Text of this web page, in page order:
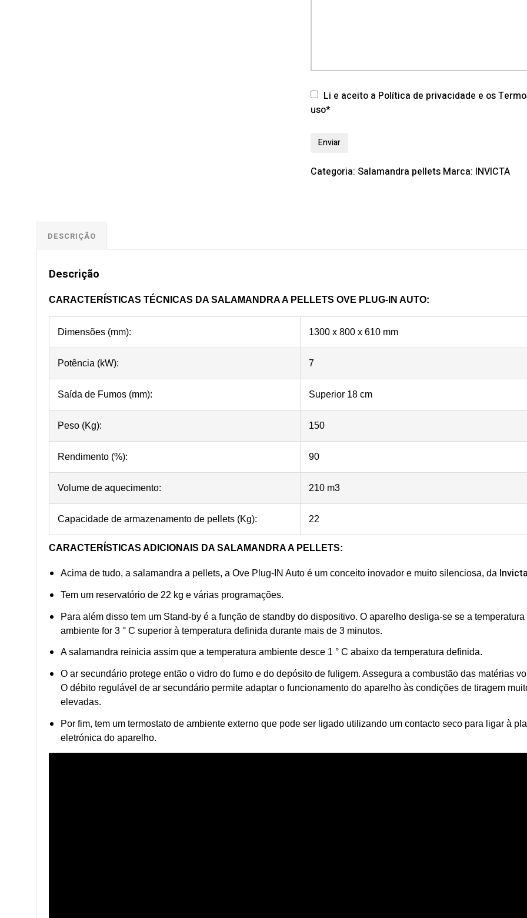
Li e aceito a Política de privacidade e os
uso*
Categoria: Salamandra pellets Marca: INVICTA
DESCRIÇÃO
Descrição
CARACTERÍSTICAS TÉCNICAS DA SALAMANDRA A PELLETS OVE PLUG-IN AUTO:
Dimensões (mm): 1300 x 800 x 610 mm
Potência (kW): 7
Saída de Fumos (mm): Superior 18 cm
Peso (Kg): 150
Rendimento (%): 90
Volume de aquecimento: 210 m3
Capacidade de armazenamento de pellets (Kg): 22
CARACTERÍSTICAS ADICIONAIS DA SALAMANDRA A PELLETS:
Acima de tudo, a salamandra a pellets, a Ove Plug-IN Auto é um conceito inovador e muito silenciosa, da Invicta
Tem um reservatório de 22 kg e várias programações.
Para além disso tem um Stand-by é a função de standby do dispositivo. O aparelho desliga-se se a temperatura
ambiente for 3 ° C superior à temperatura definida durante mais de 3 minutos.
A salamandra reinicia assim que a temperatura ambiente desce 1 ° C abaixo da temperatura definida.
O ar secundário protege então o vidro do fumo e do depósito de fuligem. Assegura a combustão das matérias
O débito regulável de ar secundário permite adaptar o funcionamento do aparelho às condições de tiragem
elevadas.
Por fim, tem um termostato de ambiente externo que pode ser ligado utilizando um contacto seco para ligar à
eletrónica do aparelho.